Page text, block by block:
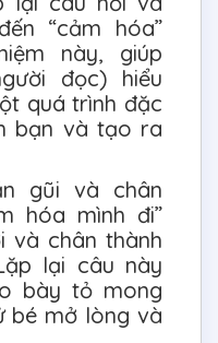
“cảm hóa”
này, giúp
đọc) hiểu
quá trình đặc
bạn và tạo ra
gũi và chân
hóa mình đi”
và chân thành
lại câu này
bày tỏ mong
bé mở lòng và